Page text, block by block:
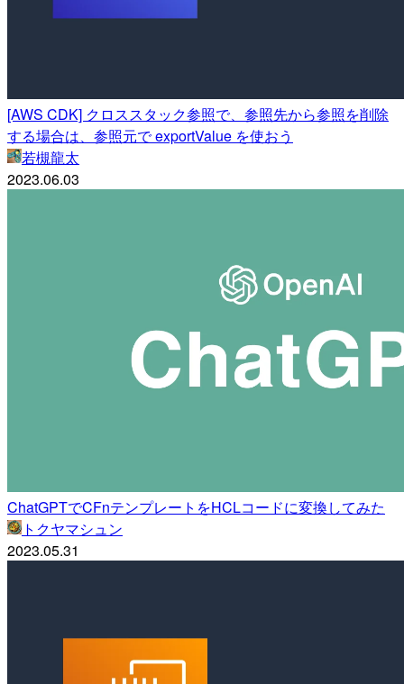
[AWS CDK] クロススタック参照で、参照先から参照を削除
する場合は、参照元で exportValue を使おう
若槻龍太
2023.06.03
ChatGPTでCFnテンプレートをHCLコードに変換してみた
トクヤマシュン
2023.05.31